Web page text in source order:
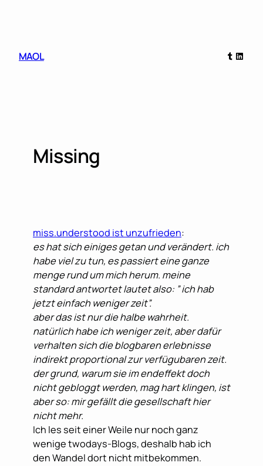
MAOL
Tumblr
Missing
miss.understood ist unzufrieden:
es hat sich einiges getan und verändert. ich
habe viel zu tun, es passiert eine ganze
menge rund um mich herum. meine
standard antwortet lautet also: ” ich hab
jetzt einfach weniger zeit”.
aber das ist nur die halbe wahrheit.
natürlich habe ich weniger zeit, aber dafür
verhalten sich die blogbaren erlebnisse
indirekt proportional zur verfügubaren zeit.
der grund, warum sie im endeffekt doch
nicht gebloggt werden, mag hart klingen, ist
aber so: mir gefällt die gesellschaft hier
nicht mehr.
Ich les seit einer Weile nur noch ganz
wenige twodays-Blogs, deshalb hab ich
den Wandel dort nicht mitbekommen.